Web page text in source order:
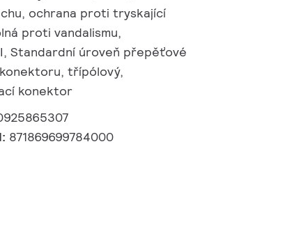
ochrana proti tryskající
proti vandalismu,
Standardní úroveň přepěťové
třípólový,
konektor
871869699784000